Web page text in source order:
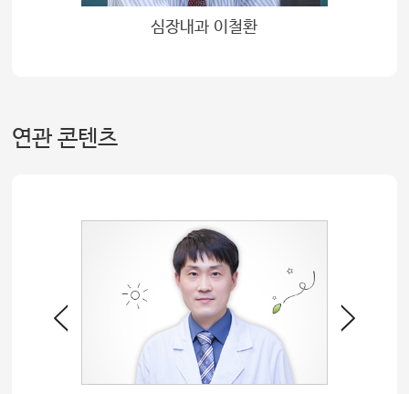
심장내과 이철환
연관 콘텐츠